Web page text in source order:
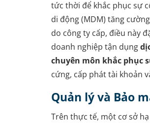
tức thời để khắc phục sự
di động (MDM) tăng
do công ty cấp, điều này
doanh nghiệp tận dụng
chuyên môn khắc phục
cứng, cấp phát tài khoản
Quản lý và Bảo
Trên thực tế, một cơ sở